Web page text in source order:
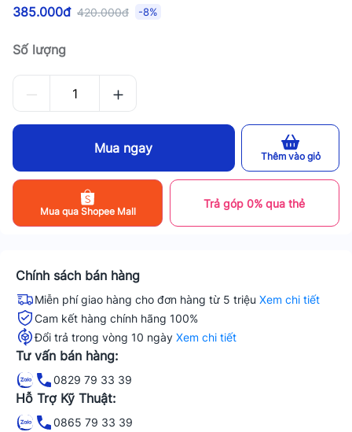
385.000đ 420.000đ -8%
Số lượng
Mua ngay Thêm vào giỏ
Mua qua Shopee Mall
Trả góp 0% qua thẻ
Chính sách bán hàng
Miễn phí giao hàng cho đơn hàng từ 5 triệu Xem chi tiết
Cam kết hàng chính hãng 100%
Đổi trả trong vòng 10 ngày Xem chi tiết
Tư vấn bán hàng:
0829 79 33 39
Hỗ Trợ Kỹ Thuật:
0865 79 33 39